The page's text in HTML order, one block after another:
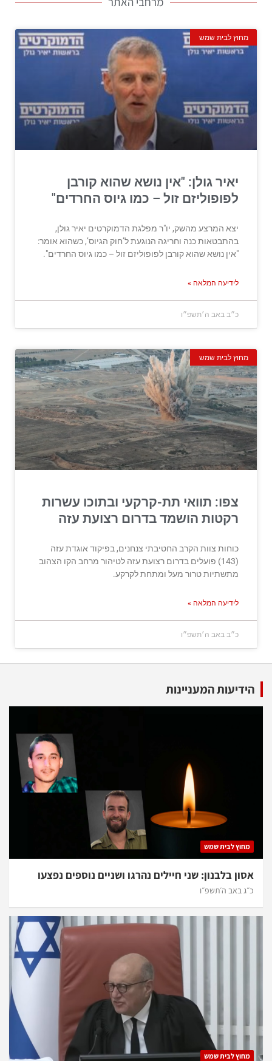
מחוץ לבית שמש
יאיר גולן: "אין נושא שהוא קורבן
לפופוליזם זול – כמו גיוס החרדים"
יצא המרצע מהשק, יו"ר מפלגת הדמוקרטים יאיר גולן,
בהתבטאות כנה וחריגה הנוגעת ל’חוק הגיוס’, כשהוא אומר:
"אין נושא שהוא קורבן לפופוליזם זול – כמו גיוס החרדים".
לידיעה המלאה »
כ״ב באב ה׳תשפ״ו
מחוץ לבית שמש
צפו: תוואי תת-קרקעי ובתוכו עשרות
רקטות הושמד בדרום רצועת עזה
כוחות צוות הקרב החטיבתי צנחנים, בפיקוד אוגדת עזה
(143) פועלים בדרום רצועת עזה לטיהור מרחב הקו הצהוב
מתשתיות טרור מעל ומתחת לקרקע.
לידיעה המלאה »
כ״ב באב ה׳תשפ״ו
הידיעות המעניינות
מחוץ לבית שמש
אסון בלבנון: שני חיילים נהרגו ושניים נוספים נפצעו
כ״ג באב ה׳תשפ״ו
מחוץ לבית שמש